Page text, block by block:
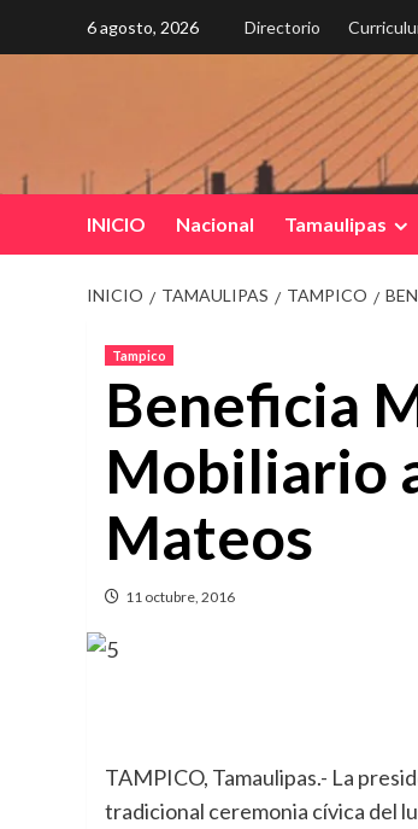
6 agosto, 2026 Directorio
INICIO Nacional Tamaulipas
INICIO TAMAULIPAS TAMPICO
Tampico
Beneficia
Mobiliario
Mateos
11 octubre, 2016
TAMPICO, Tamaulipas.- La
tradicional ceremonia cívica del